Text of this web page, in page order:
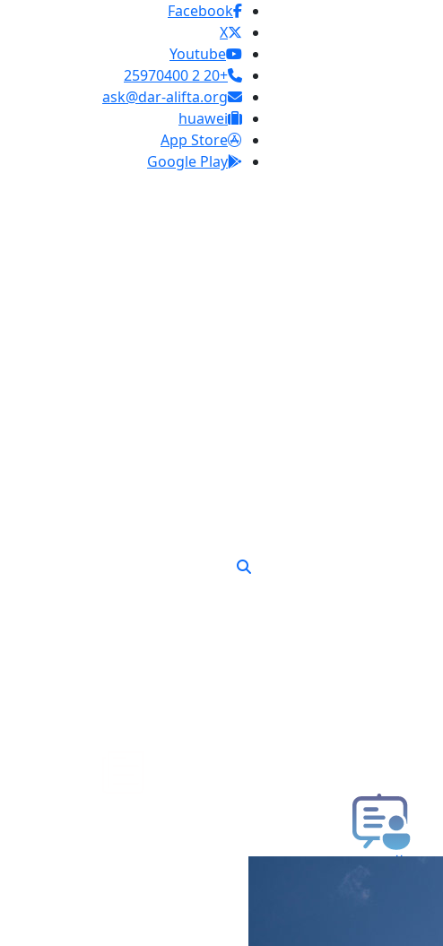
Facebook
X
Youtube
+20 2 25970400
ask@dar-alifta.org
huawei
App Store
Google Play
طلب فتوى